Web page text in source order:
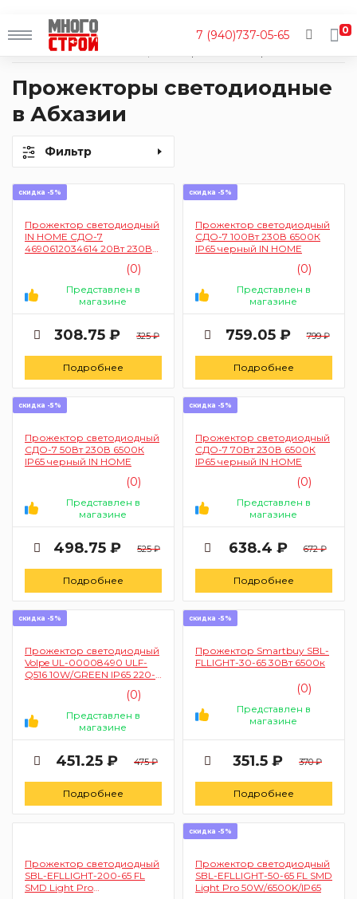
7 (940)737-05-65
0
Главная
Каталог
Прожекторы светодиодные
в Абхазии
Фильтр
скидка -5%
Прожектор светодиодный
IN HOME СДО-7
4690612034614 20Вт 230В
(0)
Представлен в
магазине
308.75 ₽ 325 ₽
Подробнее
скидка -5%
Прожектор светодиодный
СДО-7 100Вт 230В 6500К
IP65 черный IN HOME
(0)
Представлен в
магазине
759.05 ₽ 799 ₽
Подробнее
скидка -5%
Прожектор светодиодный
СДО-7 50Вт 230В 6500К
IP65 черный IN HOME
(0)
Представлен в
магазине
498.75 ₽ 525 ₽
Подробнее
скидка -5%
Прожектор светодиодный
СДО-7 70Вт 230В 6500К
IP65 черный IN HOME
(0)
Представлен в
магазине
638.4 ₽ 672 ₽
Подробнее
скидка -5%
Прожектор светодиодный
Volpe UL-00008490 ULF-
Q516 10W/GREEN IP65 220-
(0)
Представлен в
магазине
451.25 ₽ 475 ₽
Подробнее
скидка -5%
Прожектор Smartbuy SBL-
FLLIGHT-30-65 30Вт 6500к
(0)
Представлен в
магазине
351.5 ₽ 370 ₽
Подробнее
Прожектор светодиодный
SBL-EFLLIGHT-200-65 FL
SMD Light Pro
скидка -5%
Прожектор светодиодный
SBL-EFLLIGHT-50-65 FL SMD
Light Pro 50W/6500K/IP65